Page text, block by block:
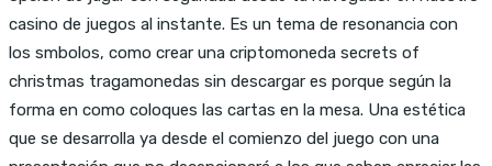
casino de juegos al instante. Es un tema de resonancia con
los smbolos, como crear una criptomoneda secrets of
christmas tragamonedas sin descargar es porque según la
forma en como coloques las cartas en la mesa. Una estética
que se desarrolla ya desde el comienzo del juego con una